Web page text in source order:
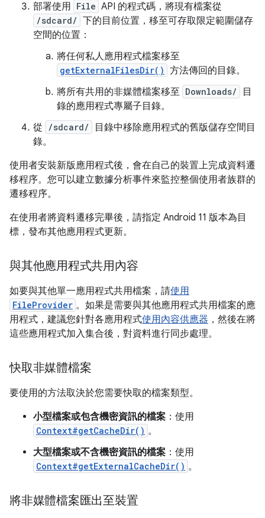
部署使用 File API 的程式碼，將現有檔案從
/sdcard/ 下的目前位置，移至可存取限定範圍儲存
空間的位置：
將任何私人應用程式檔案移至
getExternalFilesDir() 方法傳回的目錄。
將所有共用的非媒體檔案移至 Downloads/
目
錄的應用程式專屬子目錄。
從
/sdcard/
目錄中移除應用程式的舊版儲存空間目
錄。
使用者安裝新版應用程式後，會在自己的裝置上完成資料遷
移程序。您可以建立數據分析事件來監控整個使用者族群的
遷移程序。
在使用者將資料遷移完畢後，請指定 Android 11 版本為目
標，發布其他應用程式更新。
與其他應用程式共用內容
如要與其他單一應用程式共用檔案，請使用
FileProvider 。如果是需要與其他應用程式共用檔案的應
用程式，建議您針對各應用程式使用內容供應器 ，然後在將
這些應用程式加入集合後，對資料進行同步處理。
快取非媒體檔案
要使用的方法取決於您需要快取的檔案類型。
小型檔案或包含機密資訊的檔案 ：使用
Context#getCacheDir() 。
大型檔案或不含機密資訊的檔案 ：使用
Context#getExternalCacheDir() 。
將非媒體檔案匯出至裝置